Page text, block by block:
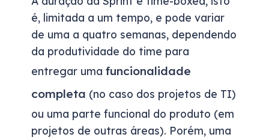
é, limitada a um tempo, e pode variar
de uma a quatro semanas, dependendo
da produtividade do time para
entregar uma funcionalidade
completa (no caso dos projetos de TI)
ou uma parte funcional do produto (em
projetos de outras áreas). Porém, uma